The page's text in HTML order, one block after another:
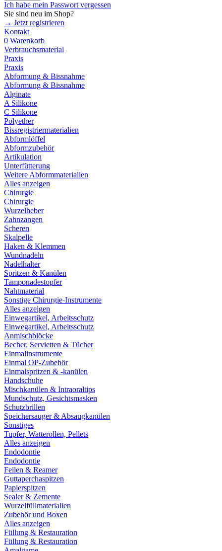
Ich habe mein Passwort vergessen
Sie sind neu im Shop?
→ Jetzt registrieren
Kontakt
0 Warenkorb
Verbrauchsmaterial
Praxis
Praxis
Abformung & Bissnahme
Abformung & Bissnahme
Alginate
A Silikone
C Silikone
Polyether
Bissregistriermaterialien
Abformlöffel
Abformzubehör
Artikulation
Unterfütterung
Weitere Abformmaterialien
Alles anzeigen
Chirurgie
Chirurgie
Wurzelheber
Zahnzangen
Scheren
Skalpelle
Haken & Klemmen
Wundnadeln
Nadelhalter
Spritzen & Kanülen
Tamponadestopfer
Nahtmaterial
Sonstige Chirurgie-Instrumente
Alles anzeigen
Einwegartikel, Arbeitsschutz
Einwegartikel, Arbeitsschutz
Anmischblöcke
Becher, Servietten & Tücher
Einmalinstrumente
Einmal OP-Zubehör
Einmalspritzen & -kanülen
Handschuhe
Mischkanülen & Intraoraltips
Mundschutz, Gesichtsmasken
Schutzbrillen
Speichersauger & Absaugkanülen
Sonstiges
Tupfer, Watterollen, Pellets
Alles anzeigen
Endodontie
Endodontie
Feilen & Reamer
Guttaperchaspitzen
Papierspitzen
Sealer & Zemente
Wurzelfüllmaterialien
Zubehör und Boxen
Alles anzeigen
Füllung & Restauration
Füllung & Restauration